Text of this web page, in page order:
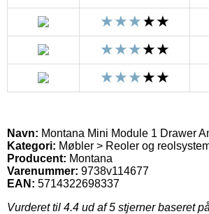
Navn: Montana Mini Module 1 Drawer
Kategori: Møbler > Reoler og
Producent: Montana
Varenummer: 9738v114677
EAN: 5714322698337
Vurderet til 4.4 ud af 5 stjerner baseret på